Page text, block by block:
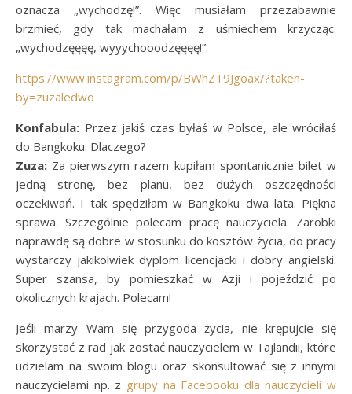
oznacza „wychodzę!”. Więc musiałam przezabawnie
brzmieć, gdy tak machałam z uśmiechem krzycząc:
„wychodzęęęę, wyyychooodzęęęę!”.
https://www.instagram.com/p/BWhZT9Jgoax/?taken-
by=zuzaledwo
Konfabula: Przez jakiś czas byłaś w Polsce, ale wróciłaś
do Bangkoku. Dlaczego?
Zuza: Za pierwszym razem kupiłam spontanicznie bilet w
jedną stronę, bez planu, bez dużych oszczędności
oczekiwań. I tak spędziłam w Bangkoku dwa lata. Piękna
sprawa. Szczególnie polecam pracę nauczyciela. Zarobki
naprawdę są dobre w stosunku do kosztów życia, do pracy
wystarczy jakikolwiek dyplom licencjacki i dobry angielski.
Super szansa, by pomieszkać w Azji i pojeździć po
okolicznych krajach. Polecam!
Jeśli marzy Wam się przygoda życia, nie krępujcie się
skorzystać z rad jak zostać nauczycielem w Tajlandii, które
udzielam na swoim blogu oraz skonsultować się z innymi
nauczycielami np. z grupy na Facebooku dla nauczycieli w